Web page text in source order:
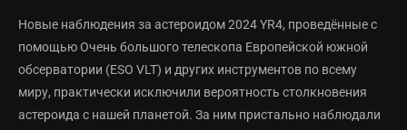
Новые наблюдения за астероидом 2024 YR4, проведённые с
помощью Очень большого телескопа Европейской южной
обсерватории (ESO VLT) и других инструментов по всему
миру, практически исключили вероятность столкновения
астероида с нашей планетой. За ним пристально наблюдали